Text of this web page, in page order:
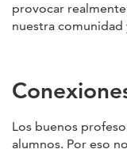
provocar
nuestra comunidad
Los buenos
alumnos. Por eso